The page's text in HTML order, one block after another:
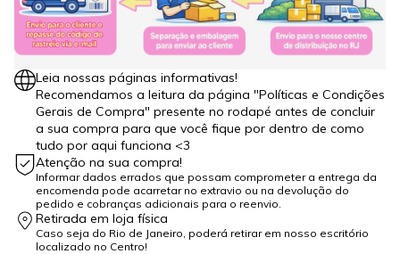
Leia nossas páginas informativas!
Recomendamos a leitura da página "Políticas e Condições
Gerais de Compra" presente no rodapé antes de concluir
a sua compra para que você fique por dentro de como
tudo por aqui funciona <3
Atenção na sua compra!
Informar dados errados que possam comprometer a entrega da
encomenda pode acarretar no extravio ou na devolução do
pedido e cobranças adicionais para o reenvio.
Retirada em loja física
Caso seja do Rio de Janeiro, poderá retirar em nosso escritório
localizado no Centro!